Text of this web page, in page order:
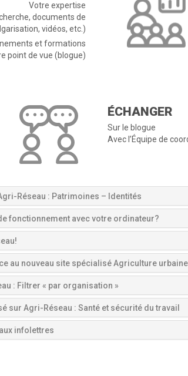
Votre expertise
documents de
vidéos, etc.)
et formations
point de vue (blogue)
ÉCHANGER
Sur le blogue
Avec l’Équipe de
Réseau : Patrimoines – Identités
fonctionnement avec votre ordinateur?
au nouveau site spécialisé Agriculture urbaine
: Filtrer « par organisation »
sur Agri-Réseau : Santé et sécurité du travail
infolettres